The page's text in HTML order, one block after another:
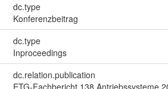
dc.type
Konferenzbeitrag
dc.type
Inproceedings
dc.relation.publication